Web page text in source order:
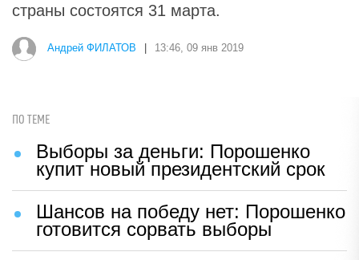
страны состоятся 31 марта.
Андрей ФИЛАТОВ 13:46, 09 янв 2019
ПО ТЕМЕ
Выборы за деньги: Порошенко
купит новый президентский срок
Шансов на победу нет: Порошенко
готовится сорвать выборы